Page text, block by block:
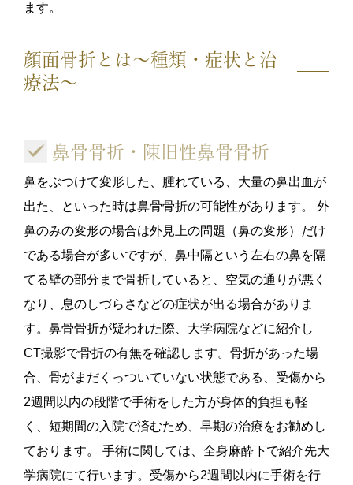
ます。
顔面骨折とは～種類・症状と治
療法～
鼻骨骨折・陳旧性鼻骨骨折
鼻をぶつけて変形した、腫れている、大量の鼻出血が
出た、といった時は鼻骨骨折の可能性があります。 外
鼻のみの変形の場合は外見上の問題（鼻の変形）だけ
である場合が多いですが、鼻中隔という左右の鼻を隔
てる壁の部分まで骨折していると、空気の通りが悪く
なり、息のしづらさなどの症状が出る場合がありま
す。鼻骨骨折が疑われた際、大学病院などに紹介し
CT撮影で骨折の有無を確認します。骨折があった場
合、骨がまだくっついていない状態である、受傷から
2週間以内の段階で手術をした方が身体的負担も軽
く、短期間の入院で済むため、早期の治療をお勧めし
ております。 手術に関しては、全身麻酔下で紹介先大
学病院にて行います。受傷から2週間以内に手術を行